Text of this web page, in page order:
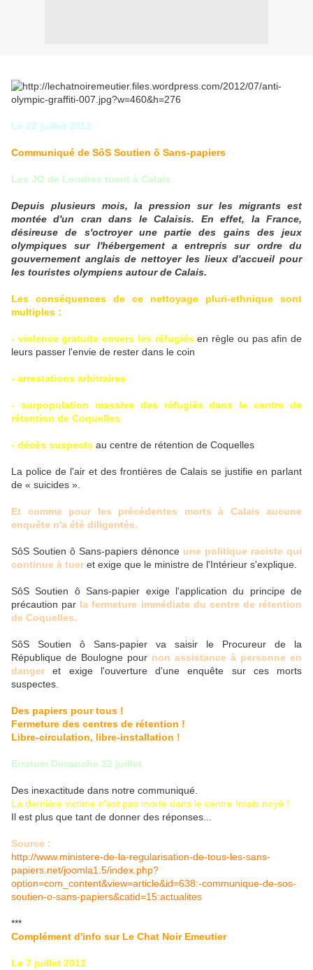
Le 22 juillet 2012
Communiqué de SôS Soutien ô Sans-papiers
Les JO de Londres tuent à Calais
Depuis plusieurs mois, la pression sur les migrants est
montée d'un cran dans le Calaisis. En effet, la France,
désireuse de s'octroyer une partie des gains des jeux
olympiques sur l'hébergement a entrepris sur ordre du
gouvernement anglais de nettoyer les lieux d'accueil pour
les touristes olympiens autour de Calais.
Les conséquences de ce nettoyage pluri-ethnique sont
multiples :
- violence gratuite envers les réfugiésen règle ou pas afin de
leurs passer l'envie de rester dans le coin
- arrestations arbitraires
- surpopulation massive des réfugiés dans le centre de
rétention de Coquelles
- décès suspects au centre de rétention de Coquelles
La police de l'air et des frontières de Calais se justifie en parlant
de « suicides ».
Et comme pour les précédentes morts à Calais aucune
enquête n'a été diligentée.
SôS Soutien ô Sans-papiers dénonce une politique raciste qui
continue à tuer et exige que le ministre de l'Intérieur s'explique.
SôS Soutien ô Sans-papier exige l'application du principe de
précaution par la fermeture immédiate du centre de rétention
de Coquelles.
SôS Soutien ô Sans-papier va saisir le Procureur de la
République de Boulogne pour non assistance à personne en
danger et exige l'ouverture d'une enquête sur ces morts
suspectes.
Des papiers pour tous !
Fermeture des centres de rétention !
Libre-circulation, libre-installation !
Erratum Dimanche 22 juillet
Des inexactitude dans notre communiqué.
La dernière victime n'est pas morte dans le centre !mais noyé !
Il est plus que tant de donner des réponses...
Source :
http://www.ministere-de-la-regularisation-de-tous-les-sans-
papiers.net/joomla1.5/index.php?
option=com_content&view=article&id=638:-communique-de-sos-
soutien-o-sans-papiers&catid=15:actualites
***
Complément d'info sur Le Chat Noir Emeutier
Le 7 juillet 2012